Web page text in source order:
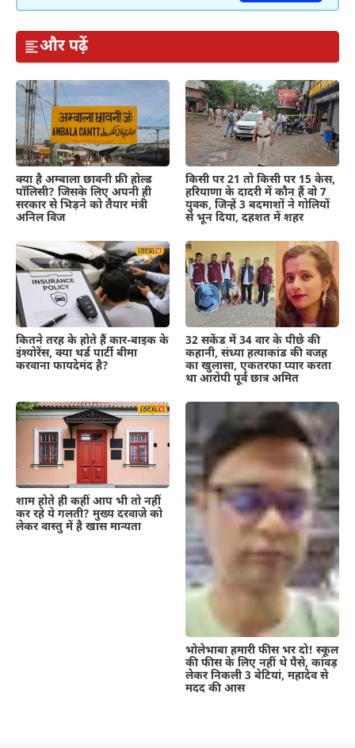
और पढ़ें
क्या है अम्बाला छावनी फ्री होल्ड
पॉलिसी? जिसके लिए अपनी ही
सरकार से भिड़ने को तैयार मंत्री
अनिल विज
किसी पर 21 तो किसी पर 15 केस,
हरियाणा के दादरी में कौन हैं वो 7
युवक, जिन्हें 3 बदमाशों ने गोलियों
से भून दिया, दहशत में शहर
कितने तरह के होते हैं कार-बाइक के
इंश्योरेंस, क्या थर्ड पार्टी बीमा
करवाना फायदेमंद है?
32 सकेंड में 34 वार के पीछे की
कहानी, संध्या हत्याकांड की वजह
का खुलासा, एकतरफा प्यार करता
था आरोपी पूर्व छात्र अमित
शाम होते ही कहीं आप भी तो नहीं
कर रहे ये गलती? मुख्य दरवाजे को
लेकर वास्तु में है खास मान्यता
भोलेभाबा हमारी फीस भर दो! स्कूल
की फीस के लिए नहीं थे पैसे, कांवड़
लेकर निकली 3 बेटियां, महादेव से
मदद की आस